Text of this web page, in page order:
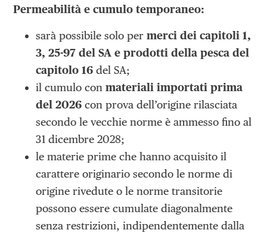
Permeabilità e cumulo temporaneo:
sarà possibile solo per merci dei capitoli 1,
3, 25-97 del SA e prodotti della pesca del
capitolo 16 del SA;
il cumulo conmateriali importati prima
del 2026 con prova dell’origine rilasciata
secondo le vecchie norme è ammesso fino al
31 dicembre 2028;
le materie prime che hanno acquisito il
carattere originario secondo le norme di
origine rivedute o le norme transitorie
possono essere cumulate diagonalmente
senza restrizioni, indipendentemente dalla